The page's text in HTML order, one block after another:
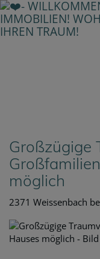
Großzügige
möglich
2371 Weissenbach